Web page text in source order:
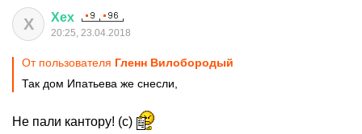
Х Хех
20:25, 23.04.2018
От пользователя Гленн Вилобородый
Так дом Ипатьева же снесли,
Не пали кантору! (с)